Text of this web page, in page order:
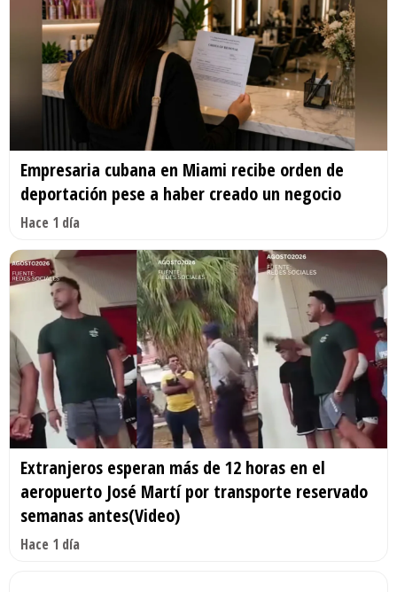
Empresaria cubana en Miami recibe orden de
deportación pese a haber creado un negocio
Hace 1 día
Extranjeros esperan más de 12 horas en el
aeropuerto José Martí por transporte reservado
semanas antes(Video)
Hace 1 día